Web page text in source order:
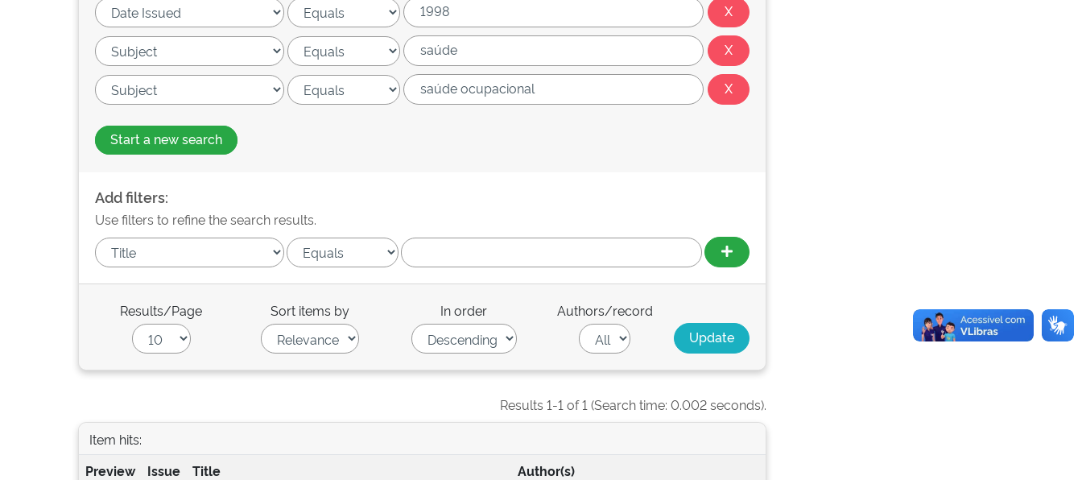
Start a new search
Add filters:
Use filters to refine the search results.
Results/Page Sort items by In order Authors/record
Results 1-1 of 1 (Search time: 0.002 seconds).
Item hits:
Preview
Issue
Title Author(s)